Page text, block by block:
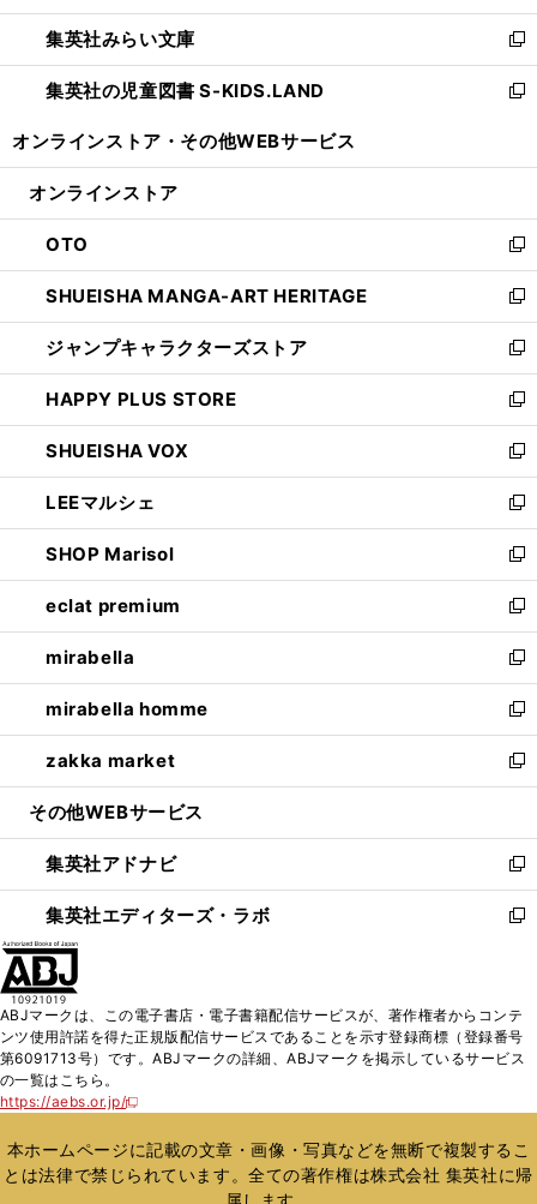
開
く
ウ
で
開
く
ン
ド
ウ
で
ウ
ィ
ン
ド
開
集英社みらい文庫
新
し
い
ン
ウ
で
開
く
集英社の児童図書 S-KIDS.LAND
新
ウ
ン
ド
ウ
で
開
く
オンラインストア・ その他WEBサービス
オンラインストア
OTO
新
し
い
ウ
ィ
ン
ド
ウ
で
開
く
SHUEISHA MANGA-ART HERITAGE
新
し
い
ウ
ィ
ン
ド
ウ
で
開
く
ジャンプキャラクターズストア
新
し
い
ウ
ィ
ン
ド
ウ
で
開
く
HAPPY PLUS STORE
新
し
い
ウ
ィ
ン
ド
ウ
で
開
く
SHUEISHA VOX
新
し
い
ウ
ィ
ン
ド
ウ
で
開
く
LEEマルシェ
新
し
い
ウ
ィ
ン
ド
ウ
で
開
く
SHOP Marisol
新
し
い
ウ
ィ
ン
ド
ウ
で
開
eclat premium
新
し
い
ウ
ィ
ン
ド
ウ
開
く
mirabella
新
し
い
ウ
ィ
ン
ウ
で
開
く
mirabella homme
新
し
い
ウ
ン
ド
ウ
で
zakka market
新
し
ウ
ィ
ン
ド
く
その他WEBサービス
集英社アドナビ
新
し
い
ド
ウ
で
集英社エディターズ・ラボ
新
ィ
ン
ド
開
く
ABJマークは、この電子書店・電子書籍配信サービスが、著作権者からコンテ
ンツ使用許諾を得た正規版配信サービスであることを示す登録商標（登録番号
第6091713号）です。ABJマークの詳細、ABJマークを掲示しているサービス
の一覧はこちら。
https://aebs.or.jp/
新
い
ウ
ィ
本ホームページに記載の文章・画像・写真などを無断で複製するこ
とは法律で禁じられています。全ての著作権は株式会社 集英社に帰